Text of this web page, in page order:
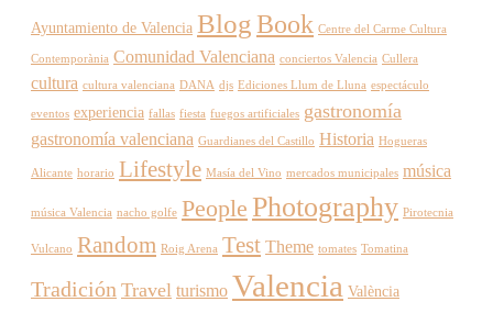
Ayuntamiento de Valencia BlogBook Centre del Carme Cultura
Contemporània Comunidad Valenciana conciertos Valencia Cullera
cultura cultura valenciana DANA djs Ediciones Llum de Lluna espectáculo
eventos experiencia fallas fiesta fuegos artificiales gastronomía
gastronomía valenciana Guardianes del Castillo Historia Hogueras
Alicante horario Lifestyle Masía del Vino mercados municipales música
música Valencia nacho golfe People Photography Pirotecnia
Vulcano Random Roig Arena Test Theme tomates Tomatina
Tradición Travel turismo Valencia València